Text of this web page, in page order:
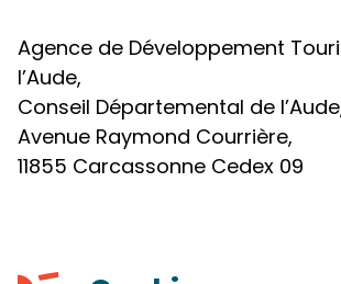
Agence de Développement
l’Aude,
Conseil Départemental de
Avenue Raymond Courrière,
11855 Carcassonne Cedex 09